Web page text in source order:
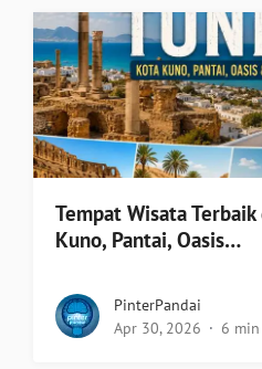
Tempat Wisata
Kuno, Pantai, Oasis…
PinterPandai
Apr 30, 2026
6